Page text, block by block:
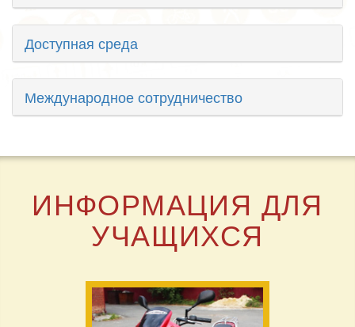
Доступная среда
Международное сотрудничество
ИНФОРМАЦИЯ ДЛЯ
УЧАЩИХСЯ